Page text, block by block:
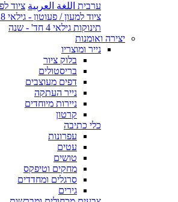
ערבית اللغة العربية ציוד
ציוד למעון / פעוטון - גילאי 1.9-2.8 שנה
תינוקות גילאי 4 חד' - שנה
יצירה ואומנות
נייר ומוצריו
בלוק ציור
בריסטולים
דפים מעוצבים
נייר העתקה
ניירות מיוחדים
קרטון
כלי כתיבה
עפרונות
עטים
טושים
מחקים וטיפקס
סרגלים ומחדדים
גירים